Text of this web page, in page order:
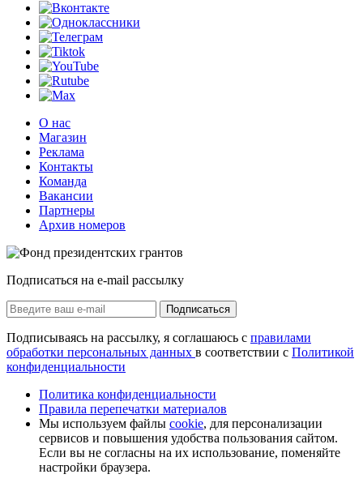
О нас
Магазин
Реклама
Контакты
Команда
Вакансии
Партнеры
Архив номеров
Подписаться на e-mail рассылку
Подписаться
Подписываясь на рассылку, я соглашаюсь с правилами
обработки персональных данных в соответствии с Политикой
конфиденциальности
Политика конфиденциальности
Правила перепечатки материалов
Мы используем файлы cookie, для персонализации
сервисов и повышения удобства пользования сайтом.
Если вы не согласны на их использование, поменяйте
настройки браузера.